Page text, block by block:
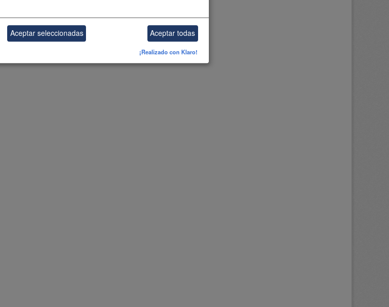
Aceptar seleccionadas Aceptar todas
¡Realizado con Klaro!